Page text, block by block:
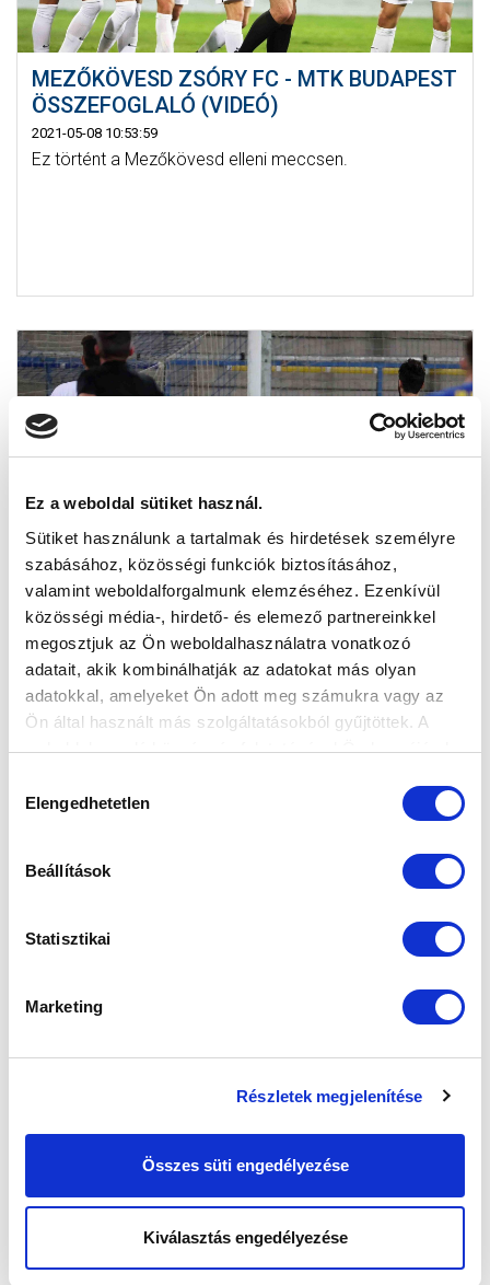
Ez a weboldal sütiket használ.
Sütiket használunk a tartalmak és hirdetések személyre
szabásához, közösségi funkciók biztosításához,
valamint weboldalforgalmunk elemzéséhez. Ezenkívül
közösségi média-, hirdető- és elemező partnereinkkel
megosztjuk az Ön weboldalhasználatra vonatkozó
adatait, akik kombinálhatják az adatokat más olyan
adatokkal, amelyeket Ön adott meg számukra vagy az
Ön által használt más szolgáltatásokból gyűjtöttek. A
weboldalon való böngészés folytatásával Ön hozzájárul a
kiválasztása
Elengedhetetlen
Beállítások
Statisztikai
Marketing
Részletek megjelenítése
Összes süti engedélyezése
Kiválasztás engedélyezése
MEZŐKÖVESD ZSÓRY FC - MTK BUDAPEST
ÖSSZEFOGLALÓ (VIDEÓ)
2021-05-08 10:53:59
Ez történt a Mezőkövesd elleni meccsen.
KÉPGALÉRIA: MEZŐKÖVESD ZSÓRY FC -
MTK BUDAPEST 5-1 (2-0)
2021-05-08 08:42:40
Képekben a Mezőkövesd elleni mérkőzés.
ÉRDEMELT VOLNA"
2021-05-07 22:00:24